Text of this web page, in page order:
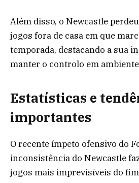
Além disso, o Newcastle
jogos fora de casa em que
temporada, destacando a sua
manter o controlo em
Estatísticas e
importantes
O recente ímpeto ofensivo do
inconsistência do Newcastle
jogos mais imprevisíveis do fim